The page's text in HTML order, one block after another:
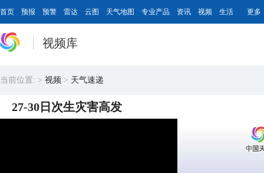
首页 预报 预警 雷达 云图 天气地图 专业产品 资讯 视频 生活 更多
视频库
当前位置: > 视频 > 天气速递
27-30日次生灾害高发